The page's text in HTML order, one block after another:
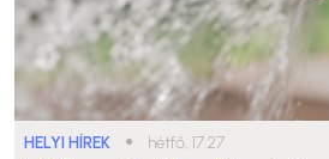
HELYI HÍREK ● hétfő, 17:27